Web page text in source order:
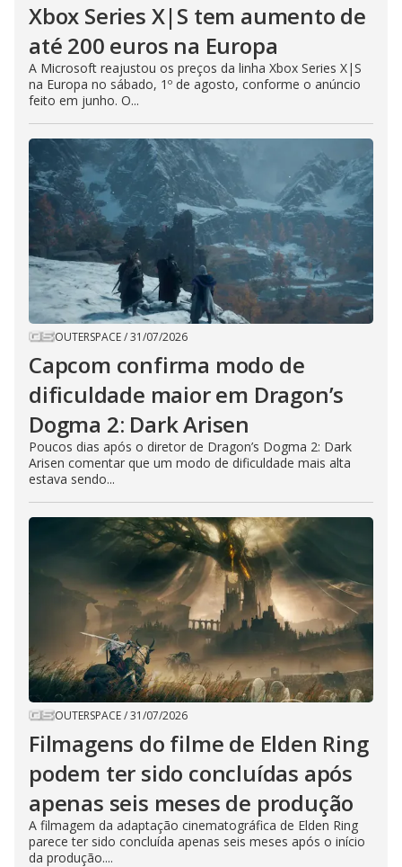
Xbox Series X|S tem aumento de
até 200 euros na Europa
A Microsoft reajustou os preços da linha Xbox Series X|S
na Europa no sábado, 1º de agosto, conforme o anúncio
feito em junho. O...
OUTERSPACE/31/07/2026
Capcom confirma modo de
dificuldade maior em Dragon’s
Dogma 2: Dark Arisen
Poucos dias após o diretor de Dragon’s Dogma 2: Dark
Arisen comentar que um modo de dificuldade mais alta
estava sendo...
OUTERSPACE/31/07/2026
Filmagens do filme de Elden Ring
podem ter sido concluídas após
apenas seis meses de produção
A filmagem da adaptação cinematográfica de Elden Ring
parece ter sido concluída apenas seis meses após o início
da produção....